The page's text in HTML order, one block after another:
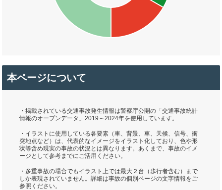
本ページについて
・掲載されている交通事故発生情報は警察庁公開の「交通事故統計
情報のオープンデータ」2019～2024年を使用しています。
・イラストに使用している各要素（車、背景、車、天候、信号、衝
突地点など）は、代表的なイメージをイラスト化しており、色や形
状等含め現実の事故の状況とは異なります。あくまで、事故のイメ
ージとして参考までにご活用ください。
・多重事故の場合でもイラスト上では最大２台（歩行者含む）まで
しか表現されていません。詳細は事故の個別ページの文字情報をご
参照ください。